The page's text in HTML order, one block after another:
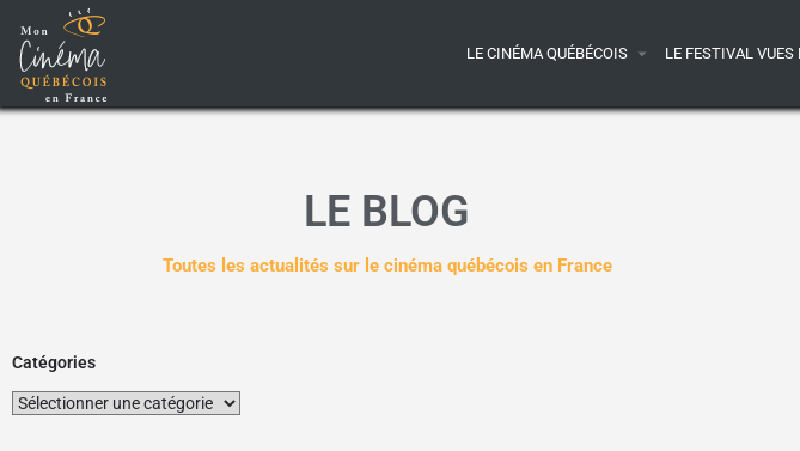
LE CINÉMA QUÉBÉCOIS LE FESTIVAL VUES
LE BLOG
Toutes les actualités sur le cinéma québécois en France
Catégories